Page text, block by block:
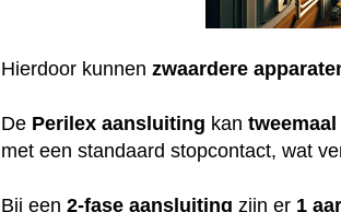
Hierdoor kunnenzwaardere
De Perilex aansluiting kantweemaal
met een standaard stopcontact, wat
Bij een2-fase aansluiting zijn er 1